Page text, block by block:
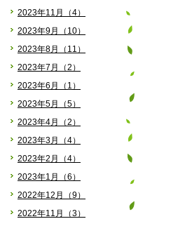
2023年11月（4）
2023年9月（10）
2023年8月（11）
2023年7月（2）
2023年6月（1）
2023年5月（5）
2023年4月（2）
2023年3月（4）
2023年2月（4）
2023年1月（6）
2022年12月（9）
2022年11月（3）